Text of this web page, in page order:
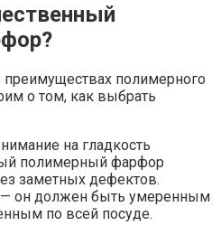
преимуществах полимерного
о том, как выбрать
на гладкость
полимерный фарфор
заметных дефектов.
— он должен быть умеренным
по всей посуде.